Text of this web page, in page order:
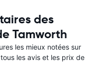
des
Tamworth
les mieux notées sur
les avis et les prix de